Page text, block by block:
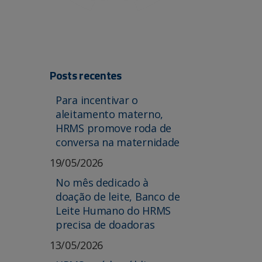
Posts recentes
Para incentivar o
aleitamento materno,
HRMS promove roda de
conversa na maternidade
19/05/2026
No mês dedicado à
doação de leite, Banco de
Leite Humano do HRMS
precisa de doadoras
13/05/2026